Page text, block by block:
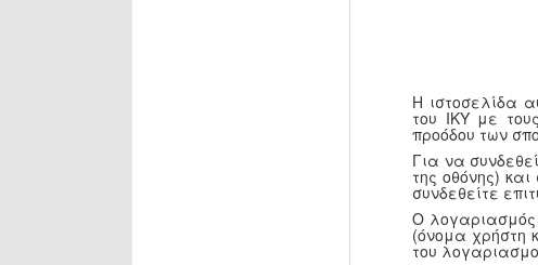
Η ιστοσελίδα
του ΙΚΥ με
προόδου των
Για να
της οθόνης)
συνδεθείτε
Ο λογαριασμός
(όνομα χρήστη
του